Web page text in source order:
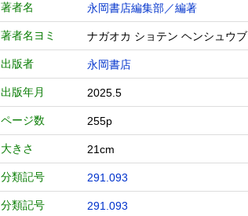
著者名 永岡書店編集部／編著
著者名ヨミ ナガオカ ショテン ヘンシュウブ
出版者 永岡書店
出版年月 2025.5
ページ数 255p
大きさ 21cm
分類記号 291.093
分類記号 291.093